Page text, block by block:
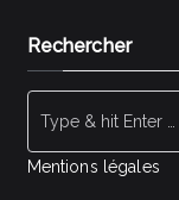
Rechercher
Mentions légales